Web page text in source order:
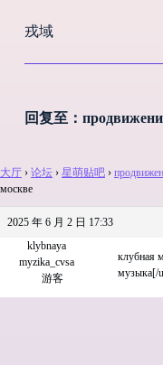
过
戎域
回复至：
大厅 › 论坛 › 星萌贴吧 ›
москве
2025 年 6 月 2 日 17:33
klybnaya
myzika_cvsa
游客
клубная
музыка[/